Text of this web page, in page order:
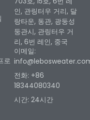
로
인, 관링터우 거리, 달
랑타운, 동관, 광둥성
둥관시, 관링터우 거
리, 6번 레인, 중국
이메일:
전화: +86
18344080340
시간: 24시간